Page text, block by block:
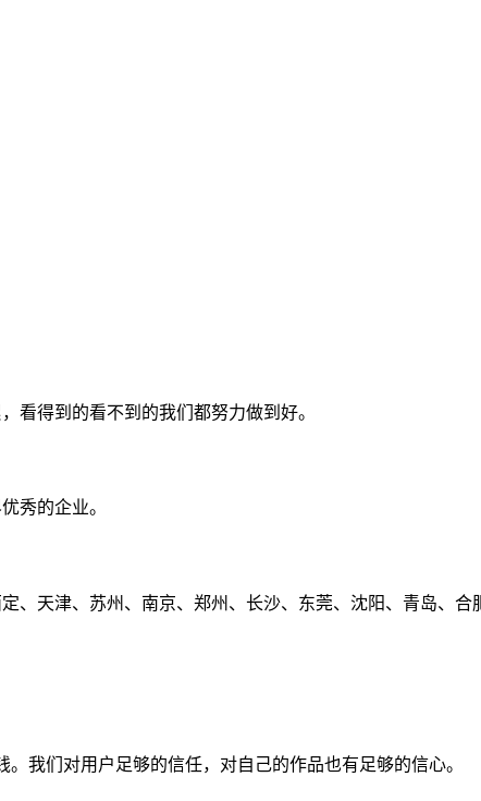
看得到的看不到的我们都努力做到好。
秀的企业。
、天津、苏州、南京、郑州、长沙、东莞、沈阳、青岛、合
我们对用户足够的信任，对自己的作品也有足够的信心。